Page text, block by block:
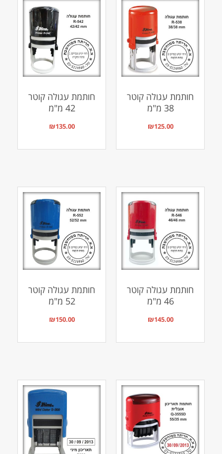
חותמת עגולה קוטר
38 מ"מ
₪125.00
חותמת עגולה קוטר
42 מ"מ
₪135.00
חותמת עגולה קוטר
46 מ"מ
₪145.00
חותמת עגולה קוטר
52 מ"מ
₪150.00